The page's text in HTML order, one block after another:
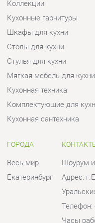
Мягкая мебель для кухни
Кухонная техника
Комплектующие для кухни
Кухонная сантехника
ГОРОДА
Весь мир
Екатеринбург
КОНТАКТЫ
Шоурум и
Адрес:
Уральских
Часы
Пн - Пт:
©